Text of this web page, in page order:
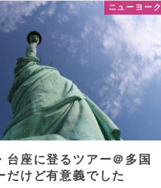
ニューヨーク
台座に登るツアー＠多国
だけど有意義でした